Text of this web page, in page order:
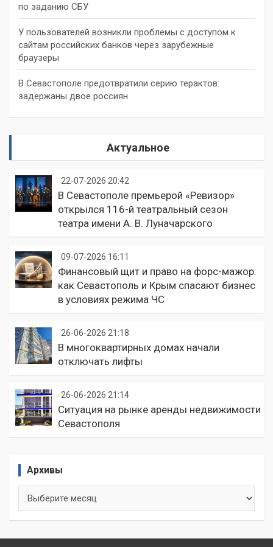
по заданию СБУ
У пользователей возникли проблемы с доступом к
сайтам российских банков через зарубежные
браузеры
В Севастополе предотвратили серию терактов:
задержаны двое россиян
Актуальное
22-07-2026 20:42
В Севастополе премьерой «Ревизор»
открылся 116-й театральный сезон
театра имени А. В. Луначарского
09-07-2026 16:11
Финансовый щит и право на форс-мажор:
как Севастополь и Крым спасают бизнес
в условиях режима ЧС
26-06-2026 21:18
В многоквартирных домах начали
отключать лифты
26-06-2026 21:14
Ситуация на рынке аренды недвижимости
Севастополя
Архивы